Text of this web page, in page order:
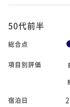
50代前半
総合点
項目別評価
宿泊日